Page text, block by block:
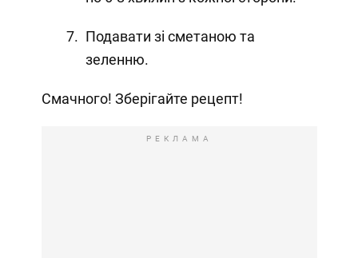
Подавати зі сметаною та
зеленню.
Смачного! Зберігайте рецепт!
РЕКЛАМА